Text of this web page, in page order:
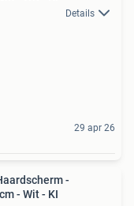
Details
29 apr 26
-
- Wit - KI